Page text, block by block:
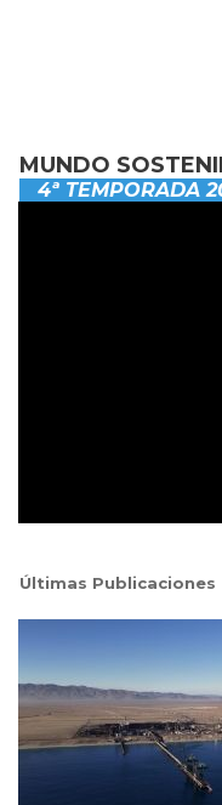
MUNDO
4ª TEMPORADA
Últimas Publicaciones